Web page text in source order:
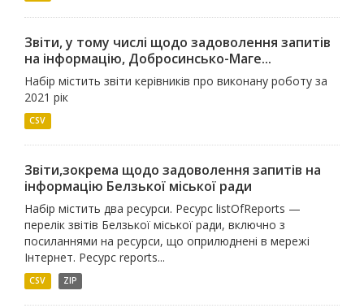
Звіти, у тому числі щодо задоволення запитів
на інформацію, Добросинсько-Маге...
Набір містить звіти керівників про виконану роботу за
2021 рік
CSV
Звіти,зокрема щодо задоволення запитів на
інформацію Белзької міської ради
Набір містить два ресурси. Ресурс listOfReports —
перелік звітів Белзької міської ради, включно з
посиланнями на ресурси, що оприлюднені в мережі
Інтернет. Ресурс reports...
CSV ZIP